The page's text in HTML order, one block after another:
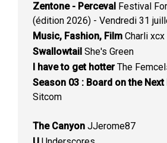
Zentone - Perceval Festival
(édition 2026) - Vendredi 31
Music, Fashion, Film Charli xcx
Swallowtail She's Green
I have to get hotterThe
Season 03 : Board on the Next
Sitcom
The Canyon JJerome87